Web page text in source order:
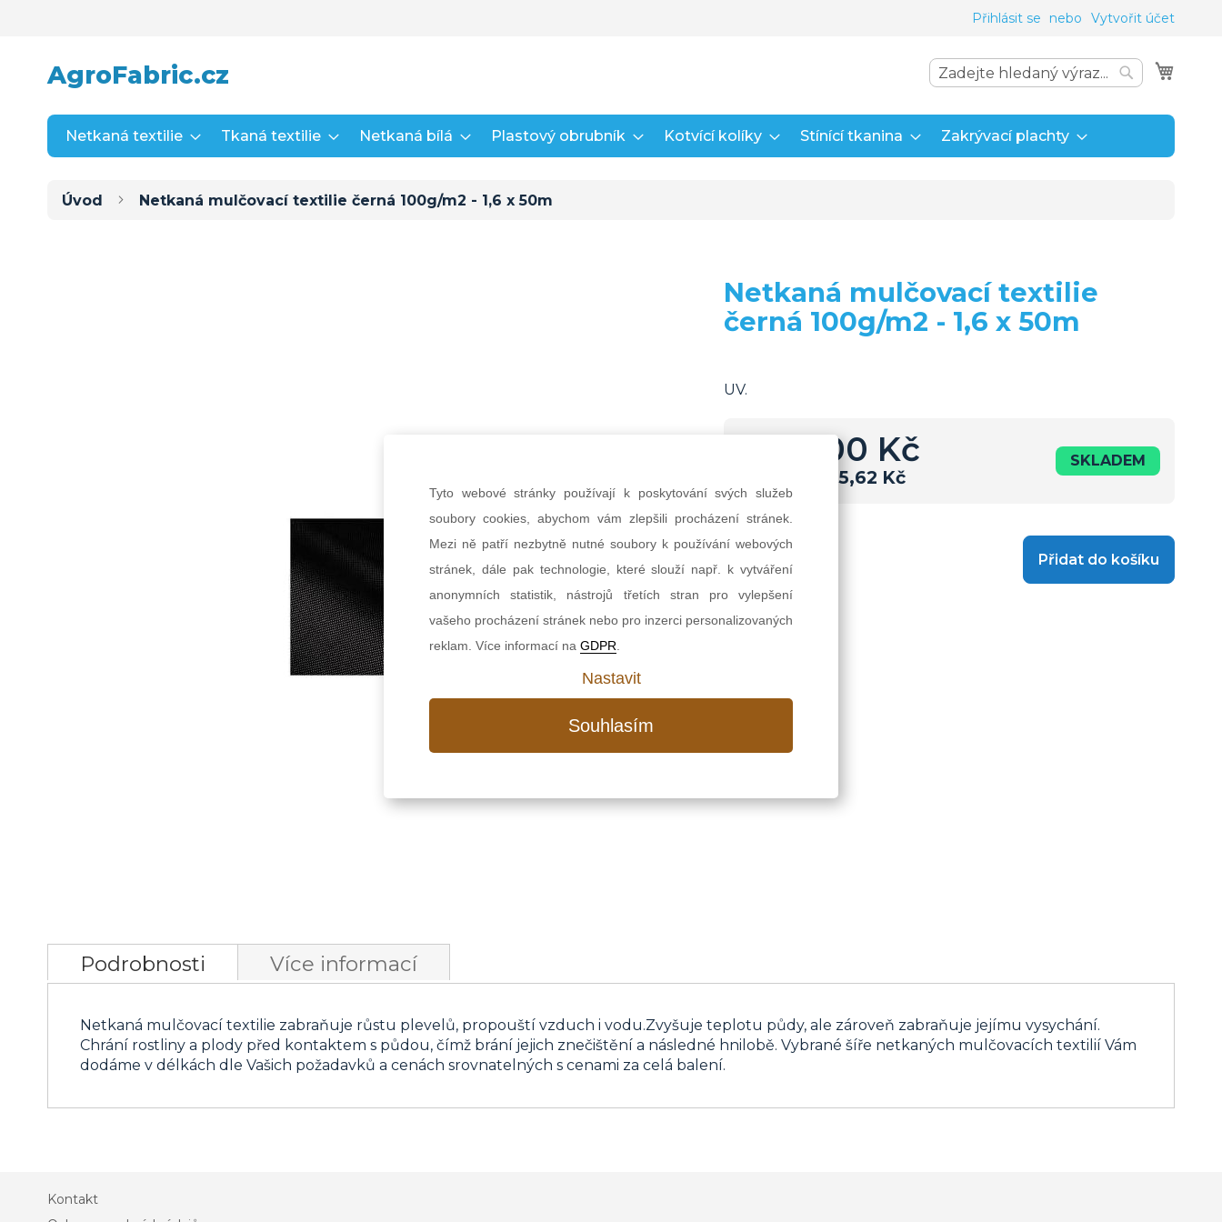
Přihlásit se Vytvořit účet
AgroFabric.cz
Search
Netkaná textilie Tkaná textilie Netkaná bílá Plastový obrubník Kotvící kolíky Stínící tkanina Zakrývací plachty
Úvod Netkaná mulčovací textilie černá 100g/m2 - 1,6 x 50m
na
začátek
galerie
obrázky
Netkaná mulčovací textilie
černá 100g/m2 - 1,6 x 50m
UV.
1 120,00 Kč
925,62 Kč
SKLADEM
Množství
Přidat do košíku
Podrobnosti
Netkaná mulčovací textilie zabraňuje růstu plevelů, propouští vzduch i vodu.Zvyšuje teplotu půdy, ale zároveň zabraňuje jejímu vysychání.
Chrání rostliny a plody před kontaktem s půdou, čímž brání jejich znečištění a následné hnilobě. Vybrané šíře netkaných mulčovacích textilií Vám
dodáme v délkách dle Vašich požadavků a cenách srovnatelných s cenami za celá balení.
Více informací
Kontakt
Tyto webové stránky používají k poskytování svých služeb
soubory cookies, abychom vám zlepšili procházení stránek.
Mezi ně patří nezbytně nutné soubory k používání webových
stránek, dále pak technologie, které slouží např. k vytváření
anonymních statistik, nástrojů třetích stran pro vylepšení
vašeho procházení stránek nebo pro inzerci personalizovaných
reklam. Více informací na GDPR
Nastavit
Souhlasím